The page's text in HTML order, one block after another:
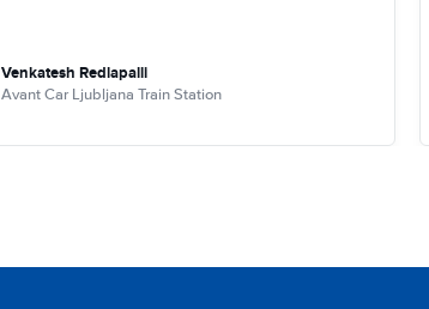
Venkatesh Redlapalli
Avant Car Ljubljana Train Station